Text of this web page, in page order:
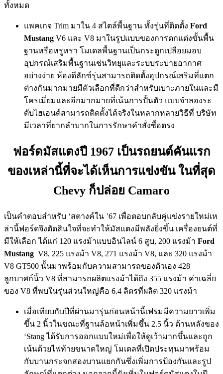
ทั้งหมด
แพคเกจ Trim มาใน 4 สไตล์พื้นฐาน ทั้งรุ่นที่ติดตั้ง Ford
Mustang V6 และ V8 มาในรูปแบบของการตกแต่งขั้นพื้น
ฐานหรือหรูหรา โมเดลพื้นฐานเป็นกระดูกเปลือยมอบ
อุปกรณ์เสริมพื้นฐานเช่นวิทยุและระบบระบายอากาศ
อย่างง่าย ห้องดีลักซ์รุ่นสามารถติดตั้งอุปกรณ์เสริมที่แตก
ต่างกันมากมายมีตัวเลือกที่ดีกว่าสำหรับเบาะภายในและมี
โครเมี่ยมและอีกมากมายที่เน้นการปั้นตัว แบบจำลองระ
ดับไฮเอนด์สามารถติดตั้งได้จริงในหลากหลายวิธีที่ บริษัท
มีเวลาที่ยากลำบากในการรักษาคำสั่งซื้อตรง
ฟอร์ดมัสแตงปี 1967 เป็นรถยนต์คันแรก
ของเหล่านี้ที่จะได้เห็นการแข่งขัน ในที่สุด
Chevy ก็ปล่อย Camaro
เป็นคำตอบสำหรับ ‘สตางค์ใน ’67 เพื่อตอบกลับคู่แข่งรายใหม่เห
ล่านี้ฟอร์ดจึงตัดสินใจที่จะทำให้มัสแตงมีพลังยิ่งขึ้น เครื่องยนต์ที่
มีให้เลือก ได้แก่ 120 แรงม้าแบบอินไลน์ 6 สูบ, 200 แรงม้า Ford
Mustang V8, 225 แรงม้า V8, 271 แรงม้า V8, และ 320 แรงม้า
V8 GT500 นั้นมาพร้อมกับความสามารถของตัวเอง 428
ลูกบาศก์นิ้ว V8 ที่สามารถผลิตแรงม้าได้ถึง 355 แรงม้า ค่าเฉลี่ย
ของ V8 ที่พบในรุ่นส่วนใหญ่คือ 6.4 ลิตรที่ผลิต 320 แรงม้า
เมื่อเทียบกับปีที่ผ่านมารุ่นก่อนหน้านี้เฟรมมีความยาวเพิ่ม
ขึ้น 2 นิ้วในขณะที่ฐานล้อหน้าเพิ่มขึ้น 2.5 นิ้ว ด้านหลังของ
‘Stang ได้รับการออกแบบใหม่เพื่อให้ดูเว้ามากขึ้นและถูก
เน้นด้วยไฟท้ายขนาดใหญ่ โมเดลที่เปิดประทุนมาพร้อม
กับบานกระจกสองบานแยกกันซึ่งเพิ่มการป้องกันและรูป